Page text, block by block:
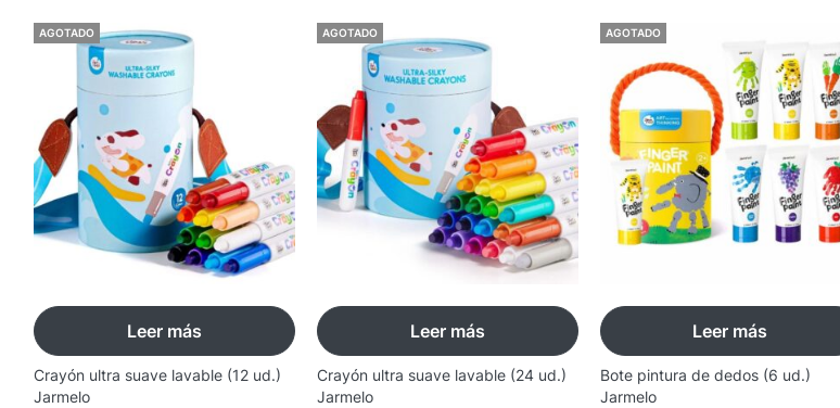
AGOTADO
Leer más
Crayón ultra suave lavable (12 ud.)
Jarmelo
AGOTADO
Leer más
Crayón ultra suave lavable (24 ud.)
Jarmelo
AGOTADO
Leer más
Bote pintura de dedos (6 ud.)
Jarmelo